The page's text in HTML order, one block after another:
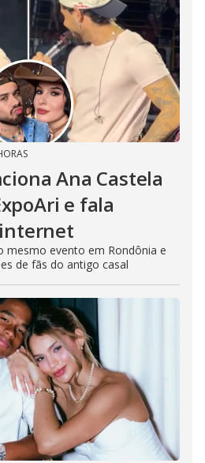
Ana Castela
e fala
mesmo evento em Rondônia e
de fãs do antigo casal